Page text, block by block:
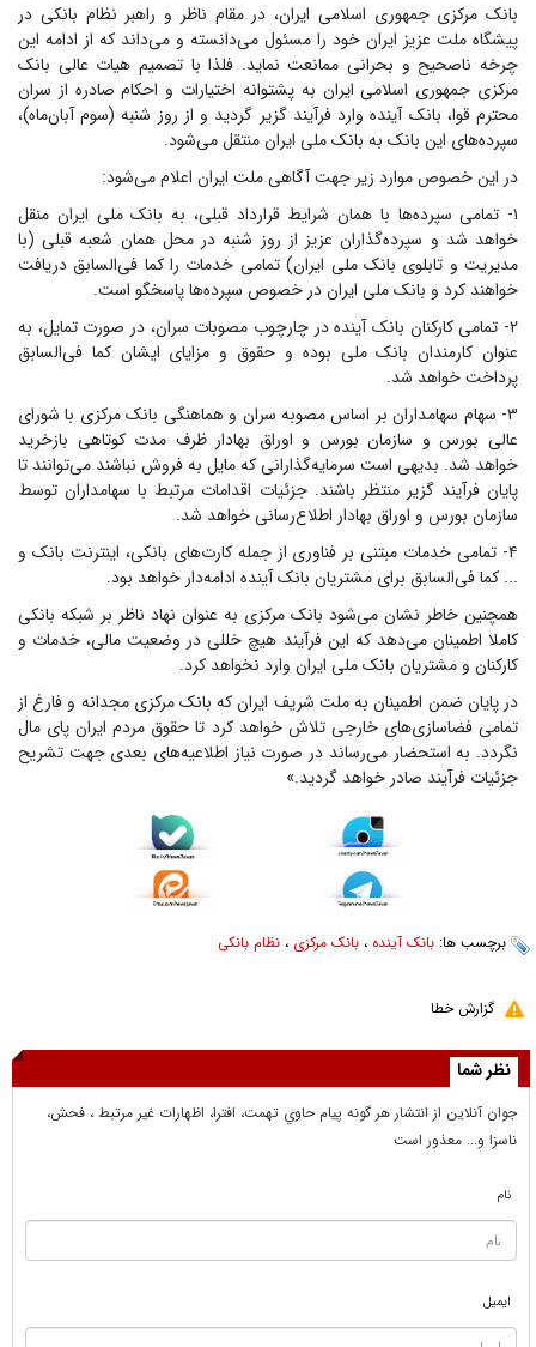
بانک مرکزی جمهوری اسلامی ایران، در مقام ناظر و راهبر نظام بانکی در
پیشگاه ملت عزیز ایران خود را مسئول می‌دانسته و می‌داند که از ادامه این
چرخه ناصحیح و بحرانی ممانعت نماید. فلذا با تصمیم هیات عالی بانک
مرکزی جمهوری اسلامی ایران به پشتوانه اختیارات و احکام صادره از سران
محترم قوا، بانک آینده وارد فرآیند گزیر گردید و از روز شنبه (سوم آبان‌ماه)،
سپرده‌های این بانک به بانک ملی ایران منتقل می‌شود.
در این خصوص موارد زیر جهت آگاهی ملت ایران اعلام می‌شود:
۱- تمامی سپرده‌ها با همان شرایط قرارداد قبلی، به بانک ملی ایران منقل
خواهد شد و سپرده‌گذاران عزیز از روز شنبه در محل همان شعبه قبلی (با
مدیریت و تابلوی بانک ملی ایران) تمامی خدمات را کما فی‌السابق دریافت
خواهند کرد و بانک ملی ایران در خصوص سپرده‌ها پاسخگو است.
۲- تمامی کارکنان بانک آینده در چارچوب مصوبات سران، در صورت تمایل، به
عنوان کارمندان بانک ملی بوده و حقوق و مزایای ایشان کما فی‌السابق
پرداخت خواهد شد.
۳- سهام سهامداران بر اساس مصوبه سران و هماهنگی بانک مرکزی با شورای
عالی بورس و سازمان بورس و اوراق بهادار ظرف مدت کوتاهی بازخرید
خواهد شد. بدیهی است سرمایه‌گذارانی که مایل به فروش نباشند می‌توانند تا
پایان فرآیند گزیر منتظر باشند. جزئیات اقدامات مرتبط با سهامداران توسط
سازمان بورس و اوراق بهادار اطلاع‌رسانی خواهد شد.
۴- تمامی خدمات مبتنی بر فناوری از جمله کارت‌های بانکی، اینترنت بانک و
... کما فی‌السابق برای مشتریان بانک آینده ادامه‌دار خواهد بود.
همچنین خاطر نشان می‌شود بانک مرکزی به عنوان نهاد ناظر بر شبکه بانکی
کاملا اطمینان می‌دهد که این فرآیند هیچ خللی در وضعیت مالی، خدمات و
کارکنان و مشتریان بانک ملی ایران وارد نخواهد کرد.
در پایان ضمن اطمینان به ملت شریف ایران که بانک مرکزی مجدانه و فارغ از
تمامی فضاسازی‌های خارجی تلاش خواهد کرد تا حقوق مردم ایران پای مال
نگردد. به استحضار می‌رساند در صورت نیاز اطلاعیه‌های بعدی جهت تشریح
جزئیات فرآیند صادر خواهد گردید.»
برچسب ها: بانک آینده ، بانک مرکزی ، نظام بانکی
گزارش خطا
نظر شما
جوان آنلاين از انتشار هر گونه پيام حاوي تهمت، افترا، اظهارات غير مرتبط ، فحش،
ناسزا و... معذور است
نام
ایمیل